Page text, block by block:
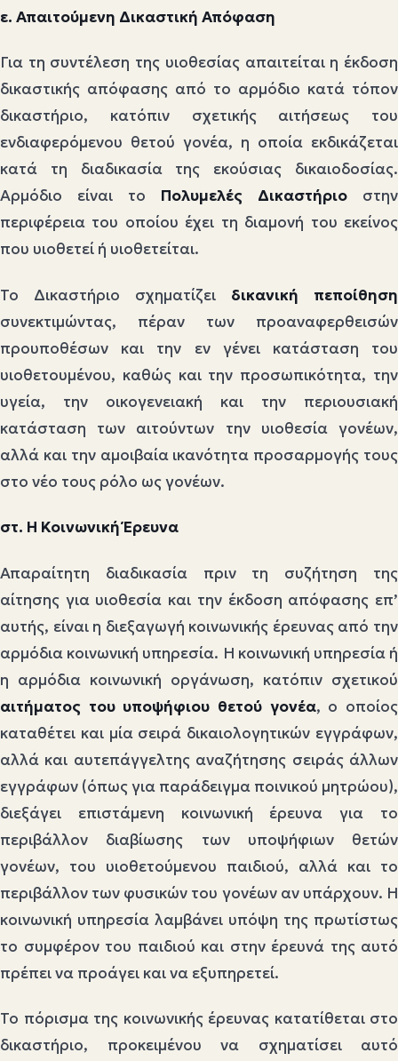
ε. Απαιτούμενη Δικαστική Απόφαση
Για τη συντέλεση της υιοθεσίας απαιτείται η έκδοση
δικαστικής απόφασης από το αρμόδιο κατά τόπον
δικαστήριο, κατόπιν σχετικής αιτήσεως του
ενδιαφερόμενου θετού γονέα, η οποία εκδικάζεται
κατά τη διαδικασία της εκούσιας δικαιοδοσίας.
Αρμόδιο είναι το Πολυμελές Δικαστήριο στην
περιφέρεια του οποίου έχει τη διαμονή του εκείνος
που υιοθετεί ή υιοθετείται.
Το Δικαστήριο σχηματίζει δικανική πεποίθηση
συνεκτιμώντας, πέραν των προαναφερθεισών
προυποθέσων και την εν γένει κατάσταση του
υιοθετουμένου, καθώς και την προσωπικότητα, την
υγεία, την οικογενειακή και την περιουσιακή
κατάσταση των αιτούντων την υιοθεσία γονέων,
αλλά και την αμοιβαία ικανότητα προσαρμογής τους
στο νέο τους ρόλο ως γονέων.
στ. Η Κοινωνική Έρευνα
Απαραίτητη διαδικασία πριν τη συζήτηση της
αίτησης για υιοθεσία και την έκδοση απόφασης επ’
αυτής, είναι η διεξαγωγή κοινωνικής έρευνας από την
αρμόδια κοινωνική υπηρεσία. Η κοινωνική υπηρεσία ή
η αρμόδια κοινωνική οργάνωση, κατόπιν σχετικού
αιτήματος του υποψήφιου θετού γονέα, ο οποίος
καταθέτει και μία σειρά δικαιολογητικών εγγράφων,
αλλά και αυτεπάγγελτης αναζήτησης σειράς άλλων
εγγράφων (όπως για παράδειγμα ποινικού μητρώου),
διεξάγει επιστάμενη κοινωνική έρευνα για το
περιβάλλον διαβίωσης των υποψήφιων θετών
γονέων, του υιοθετούμενου παιδιού, αλλά και το
περιβάλλον των φυσικών του γονέων αν υπάρχουν. Η
κοινωνική υπηρεσία λαμβάνει υπόψη της πρωτίστως
το συμφέρον του παιδιού και στην έρευνά της αυτό
πρέπει να προάγει και να εξυπηρετεί.
Το πόρισμα της κοινωνικής έρευνας κατατίθεται στο
δικαστήριο, προκειμένου να σχηματίσει αυτό